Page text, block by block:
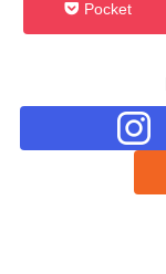
Pocket